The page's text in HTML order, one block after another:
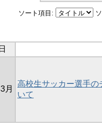
ソート項目:
月
高校生サッカー選手
いて